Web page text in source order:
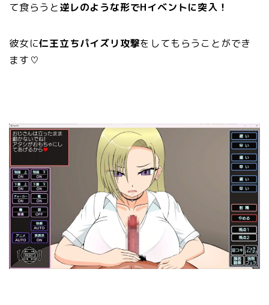
て食らうと逆レのような形でHイベントに突入！
彼女に仁王立ちパイズリ攻撃をしてもらうことができ
ます♡